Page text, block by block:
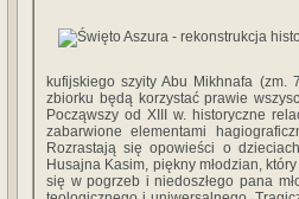
kufijskiego szyity Abu Mikhnafa (zm.
zbiorku będą korzystać prawie
Począwszy od XIII w. historyczne
zabarwione elementami
Rozrastają się opowieści o
Husajna Kasim, piękny młodzian,
się w pogrzeb i niedoszłego pana